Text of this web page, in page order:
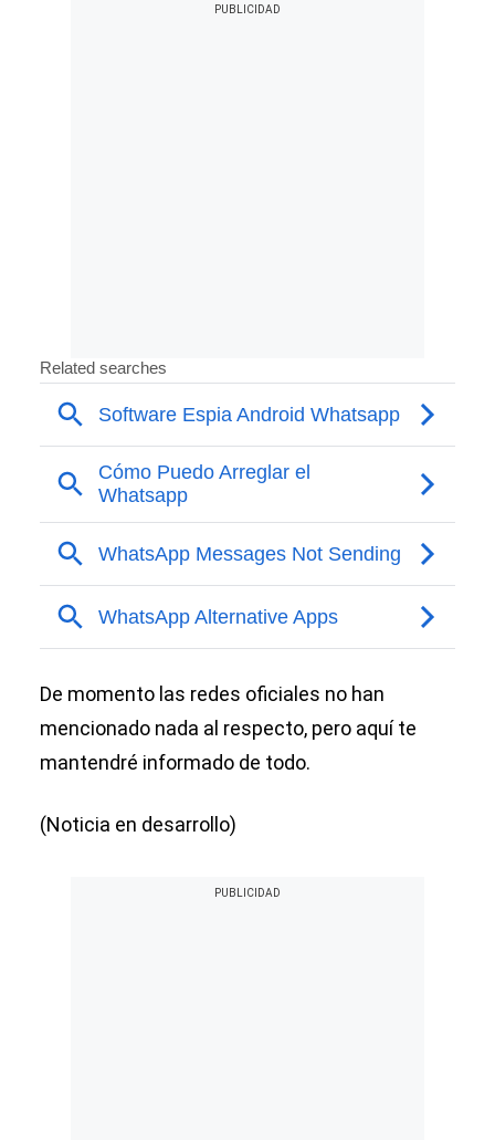
De momento las redes oficiales no han
mencionado nada al respecto, pero aquí te
mantendré informado de todo.
(Noticia en desarrollo)